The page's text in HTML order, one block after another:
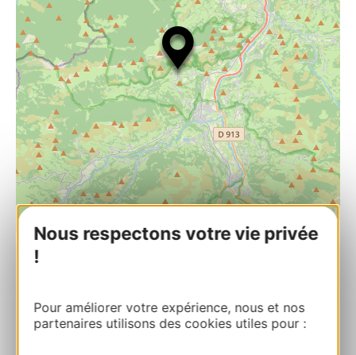
Nous respectons votre vie privée
!
Pour améliorer votre expérience, nous et nos
partenaires utilisons des cookies utiles pour :
| Map data © OpenStreetMap contributors